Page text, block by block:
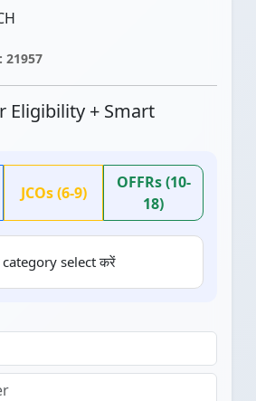
21957
Eligibility + Smart
JCOs (6-9)
OFFRs (10-
18)
category select करें